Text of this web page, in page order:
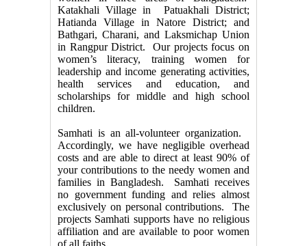
Katakhali Village in Patuakhali District;
Hatianda Village in Natore District; and
Bathgari, Charani, and Laksmichap Union
in Rangpur District. Our projects focus on
women’s literacy, training women for
leadership and income generating activities,
health services and education, and
scholarships for middle and high school
children.
Samhati is an all-volunteer organization.
Accordingly, we have negligible overhead
costs and are able to direct at least 90% of
your contributions to the needy women and
families in Bangladesh. Samhati receives
no government funding and relies almost
exclusively on personal contributions. The
projects Samhati supports have no religious
affiliation and are available to poor women
of all faiths.